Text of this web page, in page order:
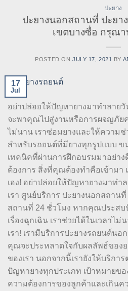
ปะยาง
ปะยางนอกสถานที่ ปะยา
เขตบางซื่อ กรุณา
POSTED ON JULY 17, 2021 BY
17
Jul
อย่าปล่อยให้ปัญหายางมาทำลาย
จะพาคุณไปสู่งานหรือการผจญภัย
ไม่นาน เราซ่อมยางและให้ความ
สำหรับรถยนต์ที่มียางทุกรูปแบบ ข
เทคนิคที่ผ่านการฝึกอบรมมาอย่า
ต้องการ สิ่งที่คุณต้องทำคือเข้ามา
เอง! อย่าปล่อยให้ปัญหายางมาทำ
เรา ศูนย์บริการ ปะยางนอกสถาน
สถานที่ 24 ชั่วโมง หากคุณประสบ
เรื่องฉุกเฉิน เราช่วยได้ในเวลาไม่
เรา! เรามีบริการปะยางรถยนต์น
คุณจะประหลาดใจกับผลลัพธ์ของ
ของเรา นอกจากนี้เรายังให้บริกา
ปัญหายางทุกประเภท เป้าหมายข
ความต้องการของลูกค้าและเกิน